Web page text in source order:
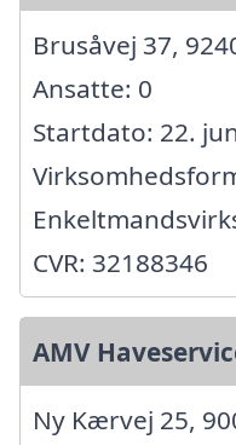
Brusåvej 37,
Ansatte: 0
Startdato: 22.
CVR: 32188346
AMV
Ny Kærvej 25,